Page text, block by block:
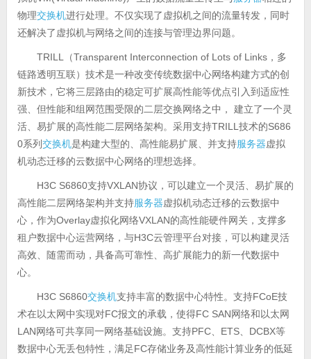
物理交换机进行处理。不仅实现了虚拟机之间的流量转发，同时
还解决了虚拟机与网络之间的连接与管理边界问题。
TRILL（Transparent Interconnection of Lots of Links，多
链路透明互联）技术是一种改变传统数据中心网络构建方式的创
新技术，它将三层路由的稳定可扩展高性能等优点引入到适应性
强、但性能和组网范围受限的二层交换网络之中， 建立了一个灵
活、易扩展的高性能二层网络架构。采用支持TRILL技术的S686
0系列交换机是构建大型的、高性能易扩展、并支持服务器虚拟
机动态迁移的云数据中心网络的理想选择。
H3C S6860支持VXLAN协议，可以建立一个灵活、易扩展的
高性能二层网络架构并支持服务器虚拟机动态迁移的云数据中
心，作为Overlay虚拟化网络VXLAN的高性能硬件网关，支撑多
租户数据中心运营网络，与H3C云管理平台对接，可以构建灵活
高效、随需而动，具备高可靠性、高扩展能力的新一代数据中
心。
H3C S6860交换机支持丰富的数据中心特性。支持FCoE技
术在以太网中实现对FC报文的承载，使得FC SAN网络和以太网
LAN网络可共享同一网络基础设施。支持PFC、ETS、DCBX等
数据中心无丢包特性，满足FC存储业务及高性能计算业务的低延